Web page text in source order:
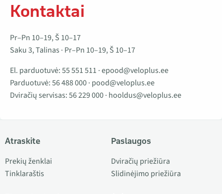
Kontaktai
Pr–Pn 10–19, Š 10–17
Saku 3, Talinas · Pr–Pn 10–19, Š 10–17
El. parduotuvė:55 551 511 ·epood@veloplus.ee
Parduotuvė:56 488 000· pood@veloplus.ee
Dviračių servisas:56 229 000· hooldus@veloplus.ee
Atraskite
Prekių ženklai
Tinklaraštis
Paslaugos
Dviračių priežiūra
Slidinėjimo priežiūra